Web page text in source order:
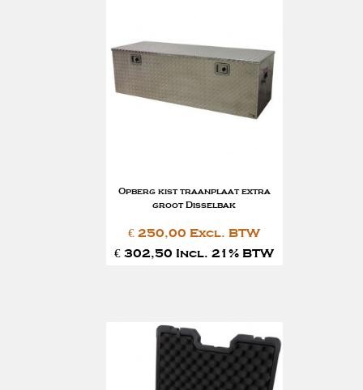
Opberg kist traanplaat extra
groot Disselbak
€ 250,00 Excl. BTW
€ 302,50 Incl. 21% BTW